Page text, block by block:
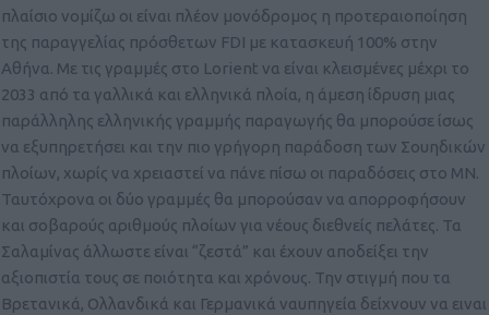
πλαίσιο νομίζω οι είναι πλέον μονόδρομος η προτεραιοποίηση
της παραγγελίας πρόσθετων FDI με κατασκευή 100% στην
Αθήνα. Με τις γραμμές στο Lorient να είναι κλεισμένες μέχρι το
2033 από τα γαλλικά και ελληνικά πλοία, η άμεση ίδρυση μιας
παράλληλης ελληνικής γραμμής παραγωγής θα μπορούσε ίσως
να εξυπηρετήσει και την πιο γρήγορη παράδοση των Σουηδικών
πλοίων, χωρίς να χρειαστεί να πάνε πίσω οι παραδόσεις στο ΜΝ.
Ταυτόχρονα οι δύο γραμμές θα μπορούσαν να απορροφήσουν
και σοβαρούς αριθμούς πλοίων για νέους διεθνείς πελάτες. Τα
Σαλαμίνας άλλωστε είναι “ζεστά” και έχουν αποδείξει την
αξιοπιστία τους σε ποιότητα και χρόνους. Την στιγμή που τα
Βρετανικά, Ολλανδικά και Γερμανικά ναυπηγεία δείχνουν να ειναι